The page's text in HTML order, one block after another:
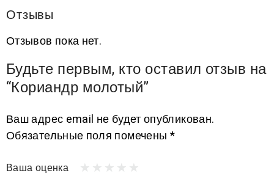
Отзывы
Отзывов пока нет.
Будьте первым, кто оставил отзыв на
“Кориандр молотый”
Ваш адрес email не будет опубликован.
Обязательные поля помечены *
Ваша оценка